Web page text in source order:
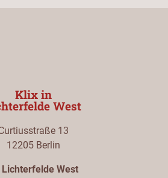
Klix in
West
13
12205 Berlin
Lichterfelde West